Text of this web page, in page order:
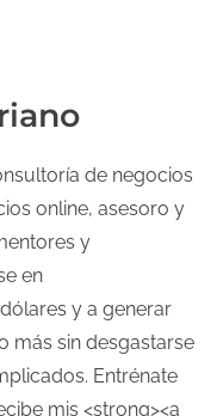
de negocios
online, asesoro y
y
en
y a generar
más sin desgastarse
Entrénate
mis <strong><a